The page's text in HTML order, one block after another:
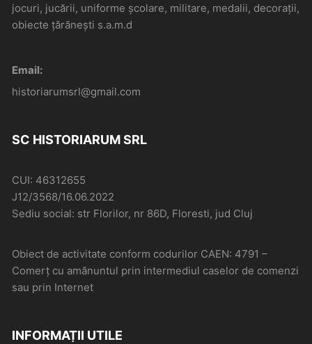
jocuri, jucării, uniforme școlare, militare, medalii, decorații,
obiecte țărănești s.a.m.d
Email:
historiarumsrl@gmail.com
SC HISTORIARUM SRL
CUI: 46312655
J12/3568/16.06.2022
Sediu social: str Florilor, nr 86D, Floresti, jud Cluj
Obiect de activitate conform codurilor CAEN: 4791 –
Comerţ cu amănuntul prin intermediul caselor de comenzi
sau prin Internet
INFORMAȚII UTILE